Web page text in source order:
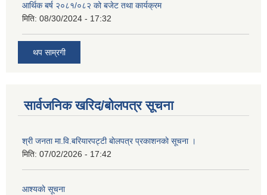
आर्थिक बर्ष २०८१/०८२ को बजेट तथा कार्यक्रम
मिति: 08/30/2024 - 17:32
थप साम्रगी
सार्वजनिक खरिद/बोलपत्र सूचना
श्री जनता मा.वि.बरियारपट्टी बाेलपत्र प्रकाशनकाे सूचना ।
मिति: 07/02/2026 - 17:42
आश्यकाे सूचना